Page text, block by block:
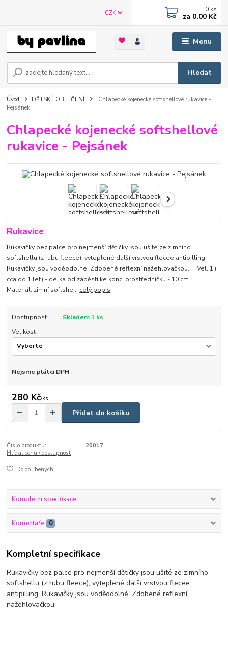
Menu
CZK
Hledat
0 ks
za 0,00 Kč
Úvod DĚTSKÉ OBLEČENÍ
Chlapecké kojenecké softshellové rukavice -
Pejsánek
Chlapecké kojenecké softshellové
rukavice - Pejsánek
Rukavice
Rukavičky bez palce pro nejmenší dětičky jsou ušité ze zimního
softshellu (z rubu fleece), vyteplené další vrstvou flecee antipilling.
Rukavičky jsou voděodolné. Zdobené reflexní nažehlovačkou. Vel. 1 (
cca do 1 let) - délka od zápěstí ke konci prostředníčku - 10 cm
Materiál: zimní softshe... celý popis
Dostupnost
Skladem 1 ks
Velikost
Nejsme plátci DPH
280 Kč/ks
Přidat do košíku
Číslo produktu:
20017
Hlídat cenu / dostupnost
Do oblíbených
Kompletní specifikace
Komentáře 0
Kompletní specifikace
Rukavičky bez palce pro nejmenší dětičky jsou ušité ze zimního
softshellu (z rubu fleece), vyteplené další vrstvou flecee
antipilling. Rukavičky jsou voděodolné. Zdobené reflexní
nažehlovačkou.